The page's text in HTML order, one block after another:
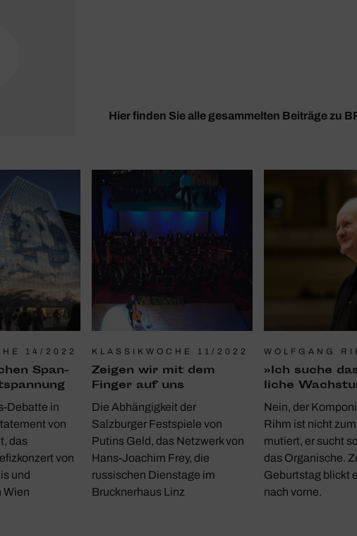
Hier finden Sie alle gesammelten Beiträge zu
14/2022
Span­
Debatte in
von
das
von
und
Wien
KLASSIKWOCHE 11/2022
Zeigen wir mit dem
Finger auf uns
Die Abhängigkeit der
Salzburger Festspiele von
Putins Geld, das Netzwerk von
Hans-Joachim Frey, die
russischen Dienstage im
Brucknerhaus Linz
WOLFGANG
»Ich suche
liche
Nein, der
Rihm ist nicht
mutiert, er sucht
das Organische.
Geburtstag blickt
nach vorne.